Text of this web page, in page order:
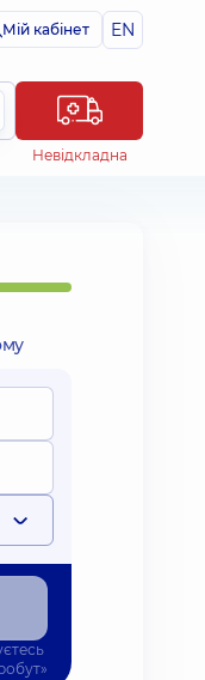
Мій кабінет EN
Невідкладна